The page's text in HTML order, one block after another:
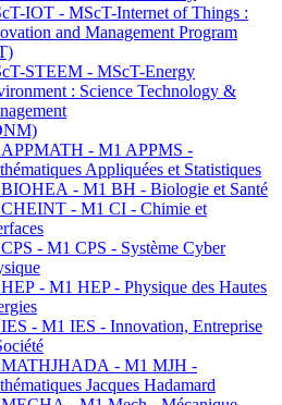
IOT - MScT-Internet of Things :
and Management Program
STEEM - MScT-Energy
: Science Technology &
- M1 APPMS -
Appliquées et Statistiques
- M1 BH - Biologie et Santé
- M1 CI - Chimie et
- M1 CPS - Système Cyber
- M1 HEP - Physique des Hautes
- M1 IES - Innovation, Entreprise
- M1 MJH -
Jacques Hadamard